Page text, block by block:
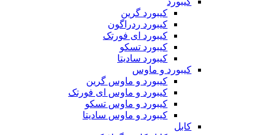
کیبورد گرین
کیبورد ردراگون
کیبورد ای فورتک
کیبورد تسکو
کیبورد سادیتا
کیبورد و ماوس
کیبورد و ماوس گرین
کیبورد و ماوس ای فورتک
کیبورد و ماوس تسکو
کیبورد و ماوس سادیتا
کابل